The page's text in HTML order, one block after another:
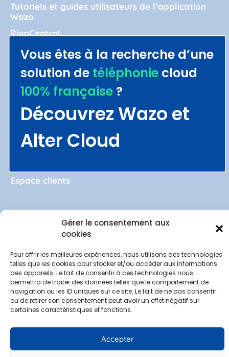
Gérer le consentement aux
cookies
Pour offrir les meilleures expériences, nous utilisons des technologies
telles que les cookies pour stocker et/ou accéder aux informations
des appareils. Le fait de consentir à ces technologies nous
permettra de traiter des données telles que le comportement de
navigation ou les ID uniques sur ce site. Le fait de ne pas consentir
ou de retirer son consentement peut avoir un effet négatif sur
certaines caractéristiques et fonctions.
Accepter
Tutoriels et guides utilisateurs de l’application
Wazo
RingCentral
Cas d’usage
Notre entreprise
Politique de confidentialité
Gestion des données personnelles
Mentions légales
Contact
Espace clients
Politique de confidentialité
Gestion des
données personnelles
© 2022 Alter Telecom. Site web réalisé parMyDigiCompany
Découvrez Wazo et
Alter Cloud
Vous êtes à la recherche d’une
solution de téléphoniecloud
100% française?